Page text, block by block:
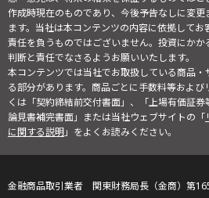
作成時現在のものであり、今後予告なしに変
ます。当社は本コンテンツの内容に依拠して
責任を負うものではございません。投資にか
判断と責任でなさるようお願いいたします。
本コンテンツでは当社でお取扱している商品
る部分があります。商品ごとに手数料等およ
くは「契約締結前交付書面」、「上場有価証
論見書補完書面」または当社ウェブサイトの「
に関する説明」をよくお読みください。
金融商品取引業者 関東財務局長（金商）第